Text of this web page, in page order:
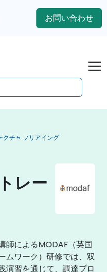
お問い合わせ
クチャ フリアイング
レー
師によるMODAF（英国
ムワーク）研修では、双
演習を通じて、調達プロ